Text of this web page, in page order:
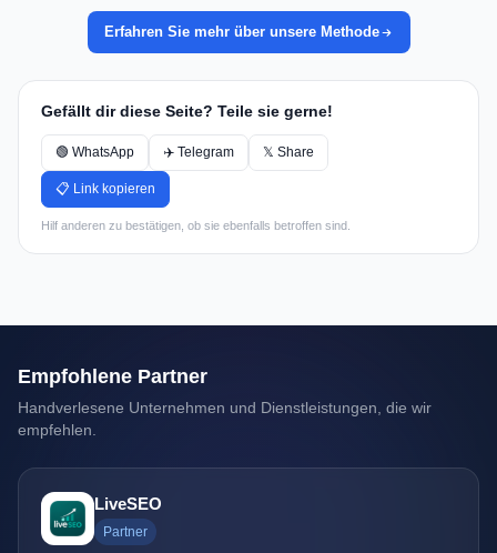
Erfahren Sie mehr über unsere Methode
Gefällt dir diese Seite? Teile sie gerne!
🟢 WhatsApp ✈️ Telegram 𝕏 Share
📋 Link kopieren
Hilf anderen zu bestätigen, ob sie ebenfalls betroffen sind.
Empfohlene Partner
Handverlesene Unternehmen und Dienstleistungen, die wir
empfehlen.
LiveSEO
Partner